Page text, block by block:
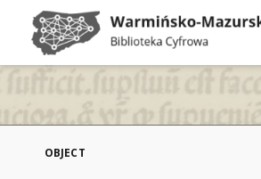
OBJECT